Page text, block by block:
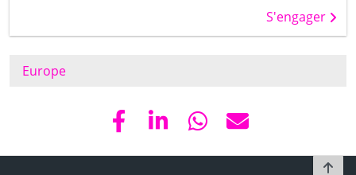
S'engager
Europe
To